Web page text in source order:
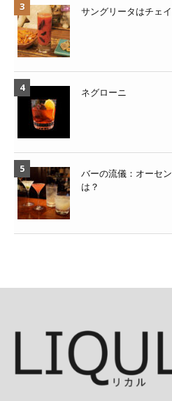
サングリータはチェ
ネグローニ
バーの流儀：オーセ
は？